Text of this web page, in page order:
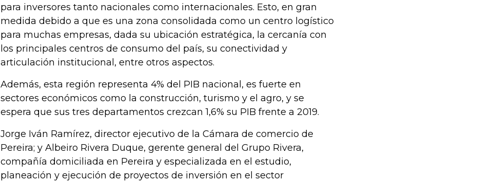
para inversores tanto nacionales como internacionales. Esto, en gran
medida debido a que es una zona consolidada como un centro logístico
para muchas empresas, dada su ubicación estratégica, la cercanía con
los principales centros de consumo del país, su conectividad y
articulación institucional, entre otros aspectos.
Además, esta región representa 4% del PIB nacional, es fuerte en
sectores económicos como la construcción, turismo y el agro, y se
espera que sus tres departamentos crezcan 1,6% su PIB frente a 2019.
Jorge Iván Ramírez, director ejecutivo de la Cámara de comercio de
Pereira; y Albeiro Rivera Duque, gerente general del Grupo Rivera,
compañía domiciliada en Pereira y especializada en el estudio,
planeación y ejecución de proyectos de inversión en el sector